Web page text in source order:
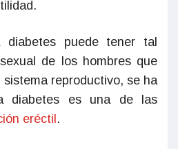
puede tener tal
de los hombres que
reproductivo, se ha
diabetes es una de las
eréctil .